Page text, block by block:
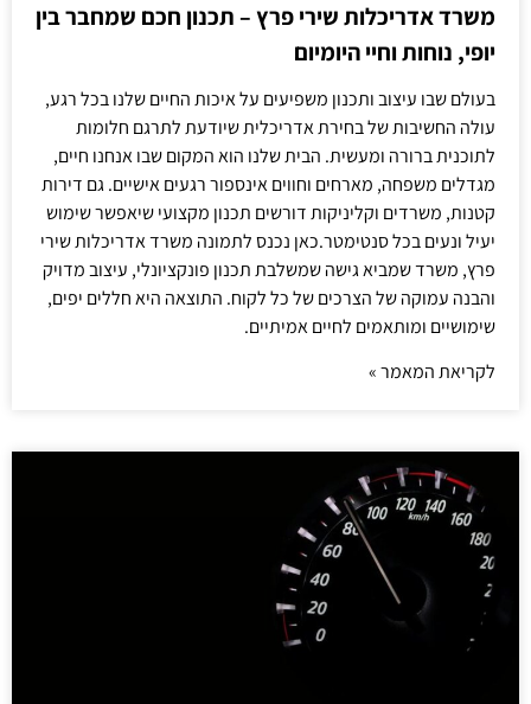
משרד אדריכלות שירי פרץ – תכנון חכם שמחבר בין
יופי, נוחות וחיי היומיום
בעולם שבו עיצוב ותכנון משפיעים על איכות החיים שלנו בכל רגע,
עולה החשיבות של בחירת אדריכלית שיודעת לתרגם חלומות
לתוכנית ברורה ומעשית. הבית שלנו הוא המקום שבו אנחנו חיים,
מגדלים משפחה, מארחים וחווים אינספור רגעים אישיים. גם דירות
קטנות, משרדים וקליניקות דורשים תכנון מקצועי שיאפשר שימוש
יעיל ונעים בכל סנטימטר.כאן נכנס לתמונה משרד אדריכלות שירי
פרץ, משרד שמביא גישה שמשלבת תכנון פונקציונלי, עיצוב מדויק
והבנה עמוקה של הצרכים של כל לקוח. התוצאה היא חללים יפים,
שימושיים ומותאמים לחיים אמיתיים.
לקריאת המאמר »